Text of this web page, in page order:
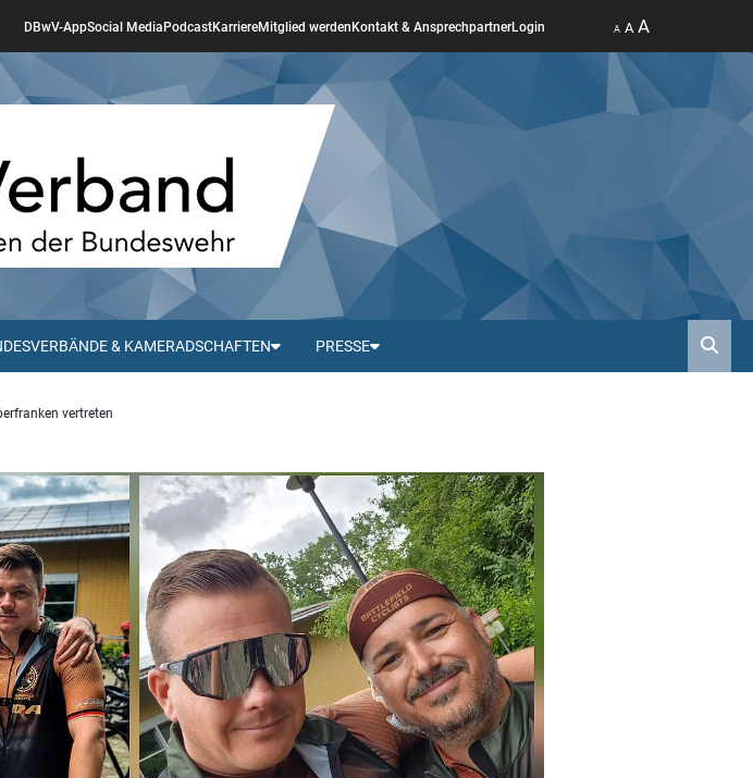
DBwV-AppSocial Media PodcastKarriereMitglied werden Kontakt & AnsprechpartnerLogin A A A
& KAMERADSCHAFTEN PRESSE
vertreten